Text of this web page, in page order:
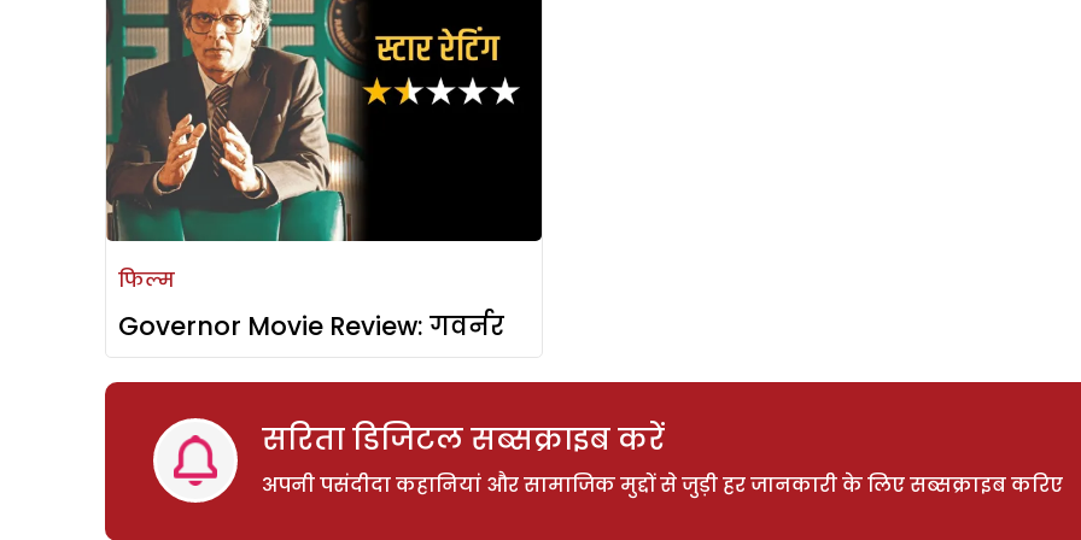
फिल्म
Governor Movie Review: गवर्नर
सरिता डिजिटल सब्सक्राइब करें
अपनी पसंदीदा कहानियां और सामाजिक मुद्दों से जुड़ी हर जानकारी के लिए सब्सक्राइब करिए